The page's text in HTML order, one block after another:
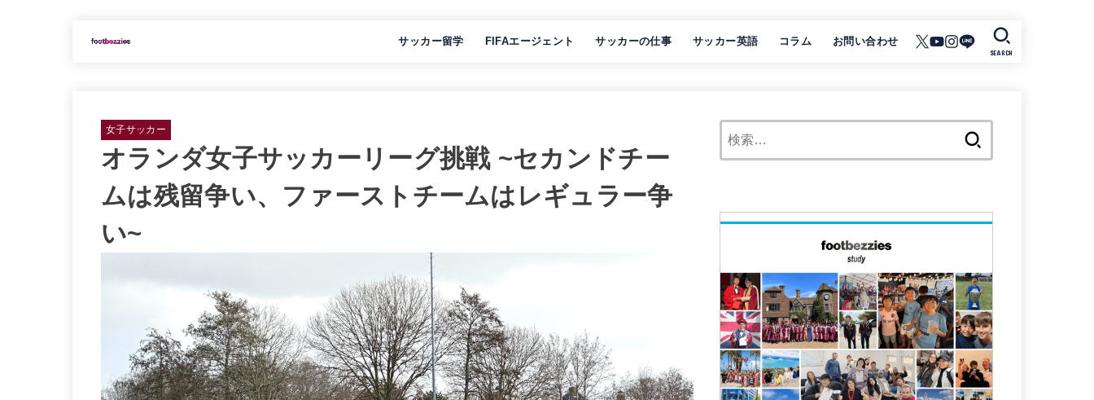
サッカー留学 FIFAエージェント サッカーの仕事 サッカー英語 コラム お問い合わせ
SEARCH
女子サッカー
オランダ女子サッカーリーグ挑戦 ~セカンドチー
ムは残留争い、ファーストチームはレギュラー争
い~